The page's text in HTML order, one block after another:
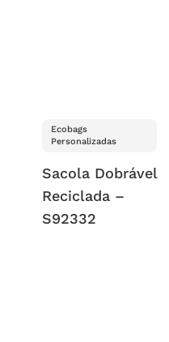
Ecobags
Personalizadas
Sacola Dobrável
Reciclada –
S92332